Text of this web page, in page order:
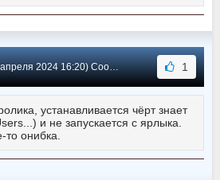
2024 16:20) Сообщение #535 1
устанавливается чёрт знает
и не запускается с ярлыка.
то онибка.